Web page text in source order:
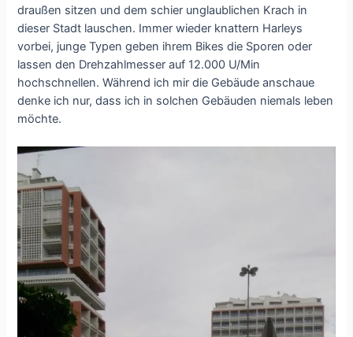
draußen sitzen und dem schier unglaublichen Krach in
dieser Stadt lauschen. Immer wieder knattern Harleys
vorbei, junge Typen geben ihrem Bikes die Sporen oder
lassen den Drehzahlmesser auf 12.000 U/Min
hochschnellen. Während ich mir die Gebäude anschaue
denke ich nur, dass ich in solchen Gebäuden niemals leben
möchte.